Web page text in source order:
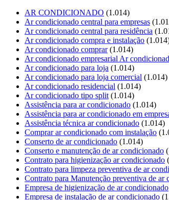
AR CONDICIONADO (1.014)
Ar condicionado central para empresas
Ar condicionado central para residência
Ar condicionado compra e instalação
Ar condicionado comprar(1.014)
Ar condicionado empresarial Ar
Ar condicionado para loja (1.014)
Ar condicionado para loja comercial (1.014)
Ar condicionado residencial (1.014)
Ar condicionado tipo split (1.014)
Assistência para ar condicionado (1.014)
Assistência para ar condicionado em
Assistência técnica ar condicionado (1.014)
Comprar ar condicionado com instalação
Conserto de ar condicionado (1.014)
Conserto e manutenção de ar condicionado
Contrato para higienização ar condicionado
Contrato para limpeza preventiva de ar
Contrato para Manutenção preventiva de ar
Empresa de higienização de ar condicionado
Empresa de instalação de ar condicionado